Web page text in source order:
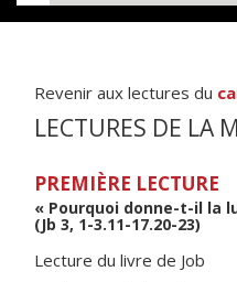
Revenir aux lectures du
LECTURES DE LA
PREMIÈRE LECTURE
« Pourquoi donne-t-il la
(Jb 3, 1-3.11-17.20-23)
Lecture du livre de Job